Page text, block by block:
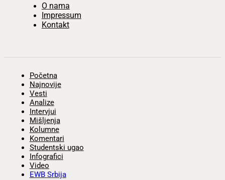
O nama
Impressum
Kontakt
Početna
Najnovije
Vesti
Analize
Intervjui
Mišljenja
Kolumne
Komentari
Studentski ugao
Infografici
Video
EWB Srbija